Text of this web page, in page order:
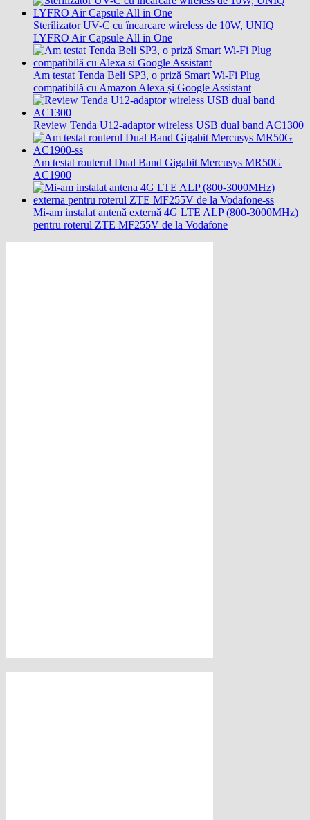
Sterilizator UV-C cu încarcare wireless de 10W, UNIQ
LYFRO Air Capsule All in One
Am testat Tenda Beli SP3, o priză Smart Wi-Fi Plug
compatibilă cu Amazon Alexa și Google Assistant
Review Tenda U12-adaptor wireless USB dual band AC1300
Am testat routerul Dual Band Gigabit Mercusys MR50G
AC1900
Mi-am instalat antenă externă 4G LTE ALP (800-3000MHz)
pentru roterul ZTE MF255V de la Vodafone